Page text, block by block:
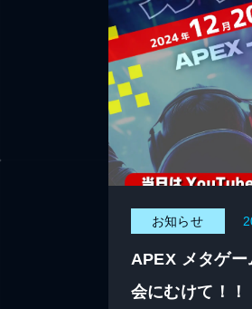
お知らせ
APEX メタゲ
会にむけて！！